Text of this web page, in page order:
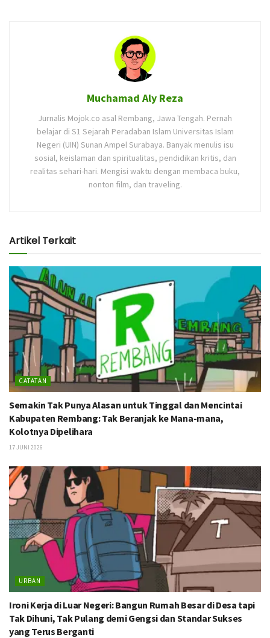
Muchamad Aly Reza
Jurnalis Mojok.co asal Rembang, Jawa Tengah. Pernah
belajar di S1 Sejarah Peradaban Islam Universitas Islam
Negeri (UIN) Sunan Ampel Surabaya. Banyak menulis isu
sosial, keislaman dan spiritualitas, pendidikan kritis, dan
realitas sehari-hari. Mengisi waktu dengan membaca buku,
nonton film, dan traveling.
Artikel Terkait
CATATAN
Semakin Tak Punya Alasan untuk Tinggal dan Mencintai
Kabupaten Rembang: Tak Beranjak ke Mana-mana,
Kolotnya Dipelihara
17 JUNI 2026
URBAN
Ironi Kerja di Luar Negeri: Bangun Rumah Besar di Desa tapi
Tak Dihuni, Tak Pulang demi Gengsi dan Standar Sukses
yang Terus Berganti